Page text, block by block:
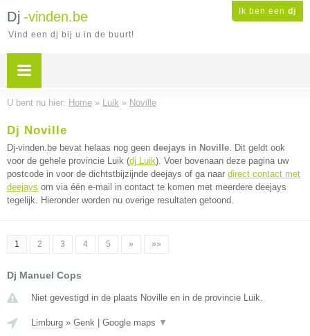
Ik ben een dj
Dj -vinden.be
Vind een dj bij u in de buurt!
U bent nu hier: Home » Luik » Noville
Dj Noville
Dj-vinden.be bevat helaas nog geen deejays in Noville. Dit geldt ook
voor de gehele provincie Luik (dj Luik). Voer bovenaan deze pagina uw
postcode in voor de dichtstbijzijnde deejays of ga naar direct contact met
deejays om via één e-mail in contact te komen met meerdere deejays
tegelijk. Hieronder worden nu overige resultaten getoond.
1 2 3 4 5 » »»
Dj Manuel Cops
Niet gevestigd in de plaats Noville en in de provincie Luik.
Limburg » Genk Google maps ▼